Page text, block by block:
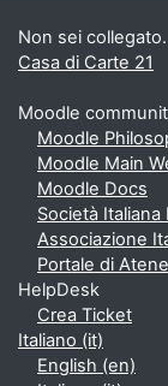
Non sei
Casa di Carte 21
Moodle
Moodle
Moodle Main
Moodle Docs
Società Italiana
Associazione
Portale di
HelpDesk
Crea Ticket
Italiano ‎(it)‎
English ‎(en)‎